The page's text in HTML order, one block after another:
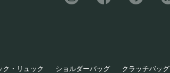
ク・リュック ショルダーバッグ クラッチバッグ